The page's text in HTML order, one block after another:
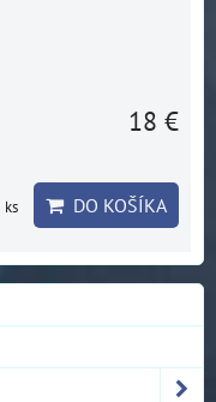
18 €
ks DO KOŠÍKA